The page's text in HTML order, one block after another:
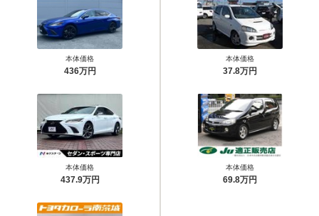
本体価格
436万円
本体価格
437.9万円
本体価格
37.8万円
本体価格
69.8万円